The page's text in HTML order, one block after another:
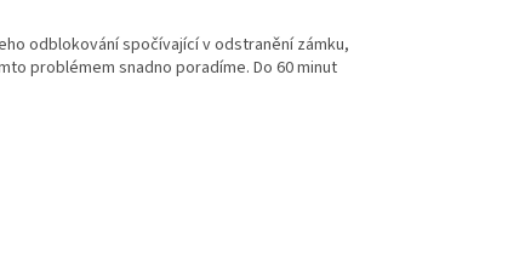
odblokování spočívající v odstranění zámku,
problémem snadno poradíme. Do 60 minut